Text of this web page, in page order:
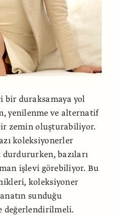
bir duraksamaya yol
yenilenme ve alternatif
zemin oluşturabiliyor.
koleksiyonerler
durdururken, bazıları
işlevi görebiliyor. Bu
koleksiyoner
sunduğu
değerlendirilmeli.